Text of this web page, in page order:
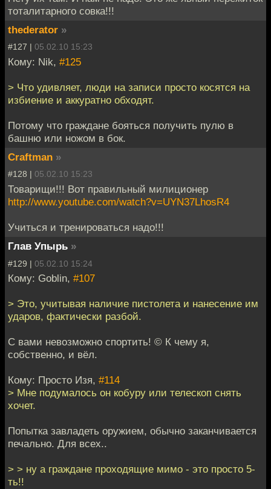
тоталитарного совка!!!
thederator »
#127 | 05.02.10 15:23
Кому: Nik, #125
> Что удивляет, люди на записи просто косятся на
избиение и аккуратно обходят.
Потому что граждане бояться получить пулю в
башню или ножом в бок.
Craftman »
#128 | 05.02.10 15:23
Товарищи!!! Вот правильный милиционер
http://www.youtube.com/watch?v=UYN37LhosR4
Учиться и тренироваться надо!!!
Глав Упырь »
#129 | 05.02.10 15:24
Кому: Goblin, #107
> Это, учитывая наличие пистолета и нанесение им
ударов, фактически разбой.
С вами невозможно спортить! © К чему я,
собственно, и вёл.
Кому: Просто Изя, #114
> Мне подумалось он кобуру или телескоп снять
хочет.
Попытка завладеть оружием, обычно заканчивается
печально. Для всех..
> > ну а граждане проходящие мимо - это просто 5-
ть!!